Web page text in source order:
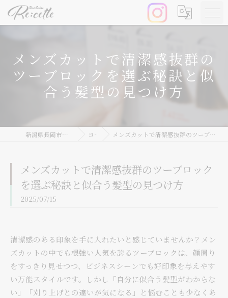
メンズカットで清潔感抜群の
ツーブロックを選ぶ秘訣と似
合う髪型の見つけ方
新潟県長岡市の美容院ならRe:cette コラム メンズカットで清潔感抜群のツーブロックを選ぶ秘訣と似合う髪型の見つけ方
メンズカットで清潔感抜群のツーブロック
を選ぶ秘訣と似合う髪型の見つけ方
2025/07/15
清潔感のある印象を手に入れたいと感じていませんか？メン
ズカットの中でも根強い人気を誇るツーブロックは、顔周り
をすっきり見せつつ、ビジネスシーンでも好印象を与えやす
い万能スタイルです。しかし「自分に似合う髪型がわからな
い」「刈り上げとの違いが気になる」と悩むことも少なくあ